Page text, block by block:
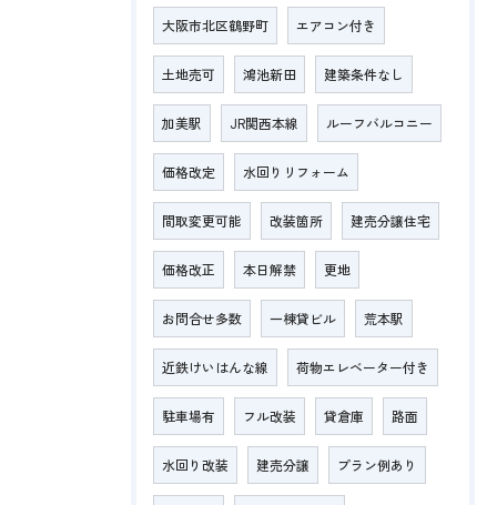
大阪市北区鶴野町 エアコン付き
土地売可 鴻池新田 建築条件なし
加美駅 JR関西本線 ルーフバルコニー
価格改定 水回りリフォーム
間取変更可能 改装箇所 建売分譲住宅
価格改正 本日解禁 更地
お問合せ多数 一棟貸ビル 荒本駅
近鉄けいはんな線 荷物エレベーター付き
駐車場有 フル改装 貸倉庫 路面
水回り改装 建売分譲 プラン例あり